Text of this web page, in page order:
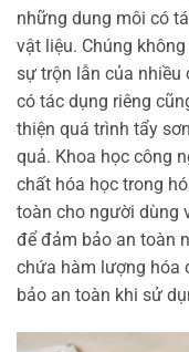
những dung môi có
vật liệu. Chúng
sự trộn lẫn của nhiều
có tác dụng riêng
thiện quá trình tẩy
quả. Khoa học công
chất hóa học trong
toàn cho người dùng
để đảm bảo an toàn
chứa hàm lượng hóa
bảo an toàn khi sử